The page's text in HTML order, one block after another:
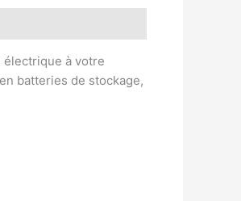
électrique à votre
batteries de stockage,